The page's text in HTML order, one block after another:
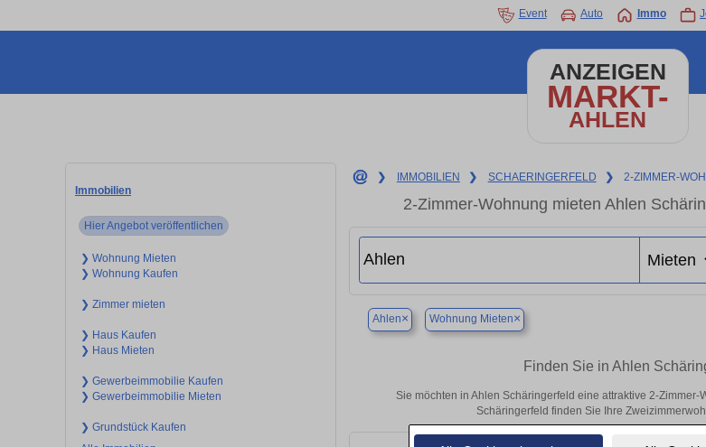
Event Auto Immo
ANZEIGEN
MARKT-
AHLEN
Immobilien
Hier Angebot veröffentlichen
❯ Wohnung Mieten
❯ Wohnung Kaufen
❯ Zimmer mieten
❯ Haus Kaufen
❯ Haus Mieten
❯ Gewerbeimmobilie Kaufen
❯ Gewerbeimmobilie Mieten
❯ Grundstück Kaufen
❯ IMMOBILIEN ❯ SCHAERINGERFELD ❯ 2-ZIMMER-
2-Zimmer-Wohnung mieten Ahlen
Ahlen× Wohnung Mieten×
Finden Sie in Ahlen
Sie möchten in Ahlen Schäringerfeld eine attraktive 2-
Schäringerfeld finden Sie Ihre